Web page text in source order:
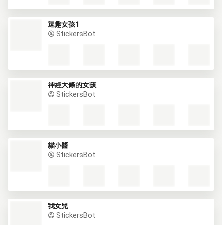
逗趣女孩1
StickersBot
神經大條的女孩
StickersBot
貓小醬
StickersBot
我女兒
StickersBot